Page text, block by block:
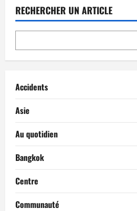
RECHERCHER UN ARTICLE
Accidents
Asie
Au quotidien
Bangkok
Centre
Communauté